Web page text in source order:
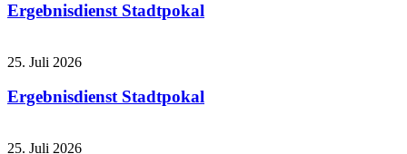
Ergebnisdienst Stadtpokal
25. Juli 2026
Ergebnisdienst Stadtpokal
25. Juli 2026